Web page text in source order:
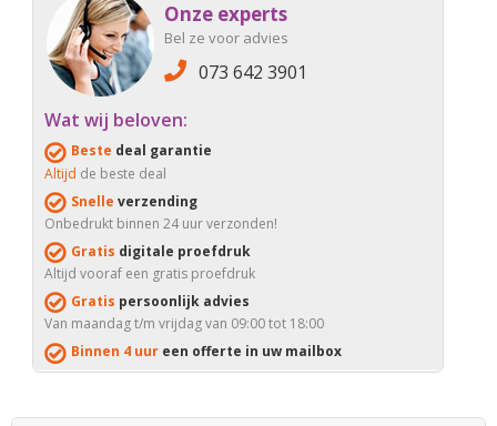
Onze experts
Bel ze voor advies
073 642 3901
Wat wij beloven:
Beste deal garantie
Altijd de beste deal
Snelle verzending
Onbedrukt binnen 24 uur verzonden!
Gratis digitale proefdruk
Altijd vooraf een gratis proefdruk
Gratis persoonlijk advies
Van maandag t/m vrijdag van 09:00 tot 18:00
Binnen 4 uur een offerte in uw mailbox